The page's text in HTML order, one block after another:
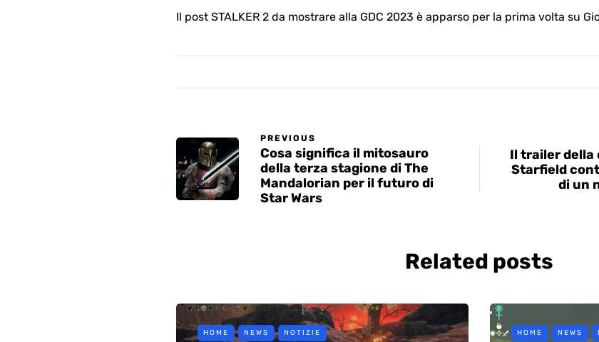
Il post STALKER 2 da mostrare alla GDC 2023 è apparso per la prima volta su
PREVIOUS
Cosa significa il mitosauro
della terza stagione di The
Mandalorian per il futuro di
Star Wars
Il trailer della
Starfield
di un
Related posts
HOME NEWS NOTIZIE HOME NEWS